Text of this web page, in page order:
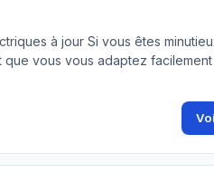
à jour Si vous êtes
vous vous adaptez facilement